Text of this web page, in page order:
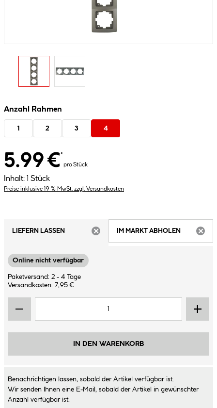
Anzahl Rahmen
1 2 3 4
5.99 €*
pro Stück
Inhalt: 1 Stück
Preise inklusive 19 % MwSt. zzgl. Versandkosten
LIEFERN LASSEN
IM MARKT ABHOLEN
Online nicht verfügbar
Paketversand: 2 - 4 Tage
Versandkosten: 7,95 €
IN DEN WARENKORB
Benachrichtigen lassen, sobald der Artikel verfügbar ist.
Wir senden Ihnen eine E-Mail, sobald der Artikel in gewünschter
Anzahl verfügbar ist.